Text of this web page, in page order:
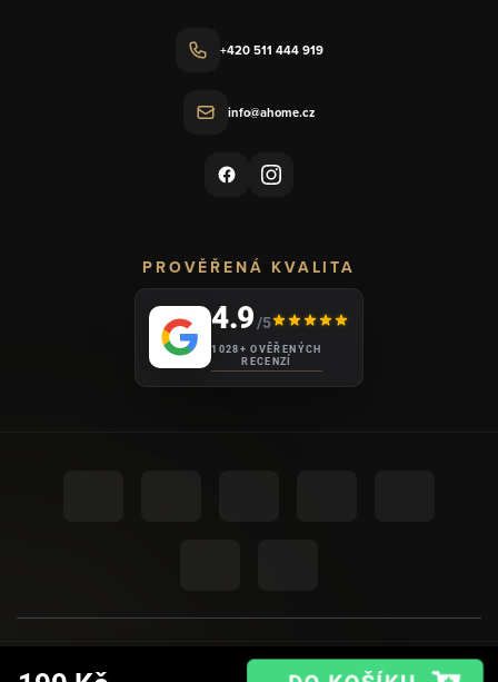
+420 511 444 919
info@ahome.cz
PROVĚŘENÁ KVALITA
4.9/5
1028+ OVĚŘENÝCH
RECENZÍ
UPRAVIT NASTAVENÍ COOKIES